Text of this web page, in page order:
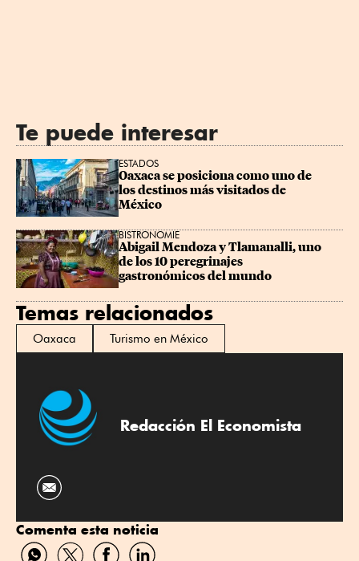
Te puede interesar
ESTADOS
Oaxaca se posiciona como uno de
los destinos más visitados de
México
BISTRONOMIE
Abigail Mendoza y Tlamanalli, uno
de los 10 peregrinajes
gastronómicos del mundo
Temas relacionados
Oaxaca Turismo en México
Redacción El Economista
Comenta esta noticia